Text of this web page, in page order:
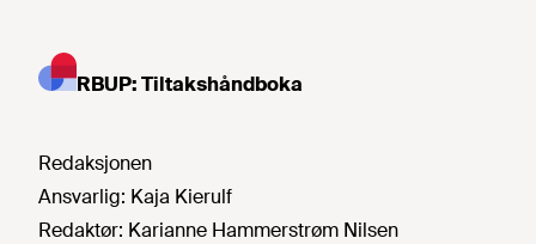
RBUP: Tiltakshåndboka
Redaksjonen
Ansvarlig: Kaja Kierulf
Redaktør: Karianne Hammerstrøm Nilsen